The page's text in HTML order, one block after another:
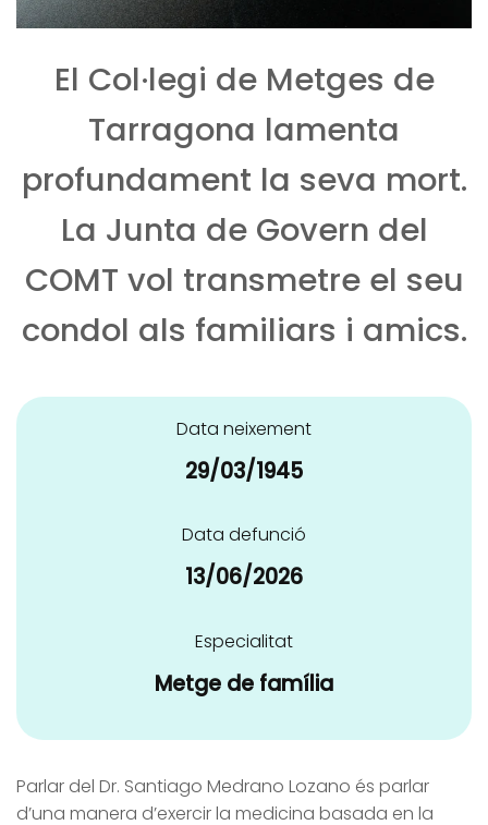
El Col·legi de Metges de
Tarragona lamenta
profundament la seva mort.
La Junta de Govern del
COMT vol transmetre el seu
condol als familiars i amics.
Data neixement
29/03/1945
Data defunció
13/06/2026
Especialitat
Metge de família
Parlar del Dr. Santiago Medrano Lozano és parlar
d’una manera d’exercir la medicina basada en la